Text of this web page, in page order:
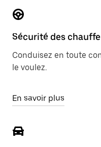
Sécurité des
Conduisez en toute
le voulez.
En savoir plus